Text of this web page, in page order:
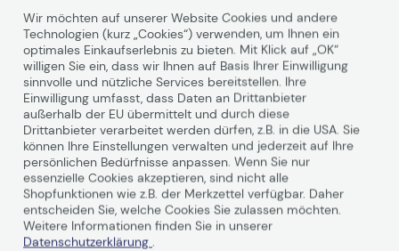
Ab 12,49 €/Mo.mieten mit
Mehr erfahren
Zebra ZD421 Desktop
Etikettendrucker
Thermotransfer, 203 dpi, Bluetooth, Ethernet,
Swiss Font, USB-Host, USB
Artikelnr.: 15960136
Herstellernr.: ZD4A042-30EE00EZ
EAN: 5704174474982
Wir möchten auf unserer Website Cookies und andere
Technologien (kurz „Cookies“) verwenden, um Ihnen ein
optimales Einkaufserlebnis zu bieten. Mit Klick auf „OK“
willigen Sie ein, dass wir Ihnen auf Basis Ihrer Einwilligung
sinnvolle und nützliche Services bereitstellen. Ihre
Einwilligung umfasst, dass Daten an Drittanbieter
außerhalb der EU übermittelt und durch diese
Drittanbieter verarbeitet werden dürfen, z.B. in die USA. Sie
können Ihre Einstellungen verwalten und jederzeit auf Ihre
persönlichen Bedürfnisse anpassen. Wenn Sie nur
essenzielle Cookies akzeptieren, sind nicht alle
Shopfunktionen wie z.B. der Merkzettel verfügbar. Daher
entscheiden Sie, welche Cookies Sie zulassen möchten.
Weitere Informationen finden Sie in unserer
Datenschutzerklärung .